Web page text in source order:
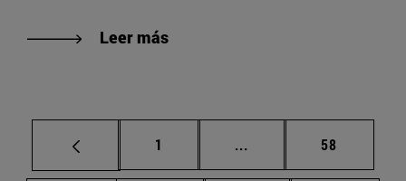
Leer más
Página
1 ... Páginas intermedias
Página
58